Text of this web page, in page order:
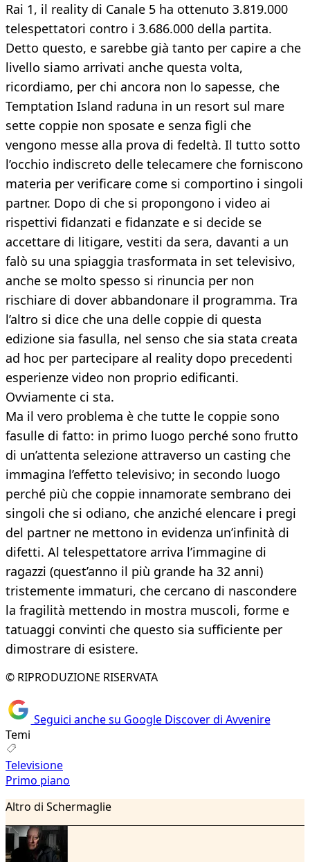
Rai 1, il reality di Canale 5 ha ottenuto 3.819.000
telespettatori contro i 3.686.000 della partita.
Detto questo, e sarebbe già tanto per capire a che
livello siamo arrivati anche questa volta,
ricordiamo, per chi ancora non lo sapesse, che
Temptation Island raduna in un resort sul mare
sette coppie non sposate e senza figli che
vengono messe alla prova di fedeltà. Il tutto sotto
l’occhio indiscreto delle telecamere che forniscono
materia per verificare come si comportino i singoli
partner. Dopo di che si propongono i video ai
rispettivi fidanzati e fidanzate e si decide se
accettare di litigare, vestiti da sera, davanti a un
falò su una spiaggia trasformata in set televisivo,
anche se molto spesso si rinuncia per non
rischiare di dover abbandonare il programma. Tra
l’altro si dice che una delle coppie di questa
edizione sia fasulla, nel senso che sia stata creata
ad hoc per partecipare al reality dopo precedenti
esperienze video non proprio edificanti.
Ovviamente ci sta.
Ma il vero problema è che tutte le coppie sono
fasulle di fatto: in primo luogo perché sono frutto
di un’attenta selezione attraverso un casting che
immagina l’effetto televisivo; in secondo luogo
perché più che coppie innamorate sembrano dei
singoli che si odiano, che anziché elencare i pregi
del partner ne mettono in evidenza un’infinità di
difetti. Al telespettatore arriva l’immagine di
ragazzi (quest’anno il più grande ha 32 anni)
tristemente immaturi, che cercano di nascondere
la fragilità mettendo in mostra muscoli, forme e
tatuaggi convinti che questo sia sufficiente per
dimostrare di esistere.
© RIPRODUZIONE RISERVATA
Seguici anche su Google Discover di Avvenire
Temi
Televisione
Primo piano
Altro di Schermaglie